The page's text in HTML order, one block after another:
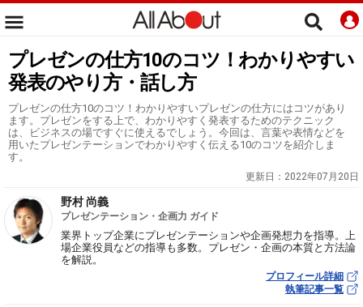
プレゼンの仕方10のコツ！わかりやすい
発表のやり方・話し方
プレゼンの仕方10のコツ！わかりやすいプレゼンの仕方にはコツがあり
ます。プレゼンをする上で、わかりやすく発表するためのテクニック
は、ビジネスの場ですぐに使えるでしょう。今回は、言葉や表情などを
用いたプレゼンテーションでわかりやすく伝える10のコツを紹介しま
す。
更新日： 2022年07月20日
野村 尚義
プレゼンテーション・企画力 ガイド
業界トップ企業にプレゼンテーションや企画発想力を指導。上
場企業役員などの指導も多数。プレゼン・企画の本質と方法論
を解説。
プロフィール詳細
執筆記事一覧